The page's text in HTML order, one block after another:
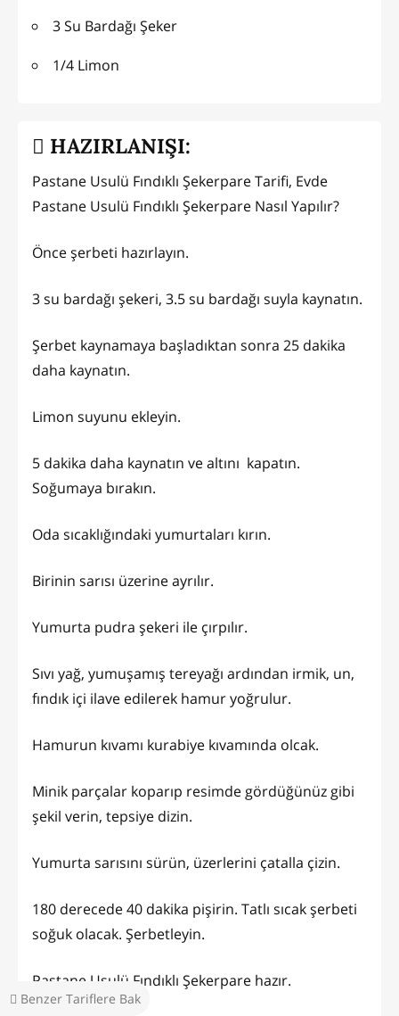
Benzer Tariflere Bak
3 Su Bardağı Şeker
1/4 Limon
HAZIRLANIŞI:
Pastane Usulü Fındıklı Şekerpare Tarifi, Evde
Pastane Usulü Fındıklı Şekerpare Nasıl Yapılır?
Önce şerbeti hazırlayın.
3 su bardağı şekeri, 3.5 su bardağı suyla kaynatın.
Şerbet kaynamaya başladıktan sonra 25 dakika
daha kaynatın.
Limon suyunu ekleyin.
5 dakika daha kaynatın ve altını kapatın.
Soğumaya bırakın.
Oda sıcaklığındaki yumurtaları kırın.
Birinin sarısı üzerine ayrılır.
Yumurta pudra şekeri ile çırpılır.
Sıvı yağ, yumuşamış tereyağı ardından irmik, un,
fındık içi ilave edilerek hamur yoğrulur.
Hamurun kıvamı kurabiye kıvamında olcak.
Minik parçalar koparıp resimde gördüğünüz gibi
şekil verin, tepsiye dizin.
Yumurta sarısını sürün, üzerlerini çatalla çizin.
180 derecede 40 dakika pişirin. Tatlı sıcak şerbeti
soğuk olacak. Şerbetleyin.
Pastane Usulü Fındıklı Şekerpare hazır.